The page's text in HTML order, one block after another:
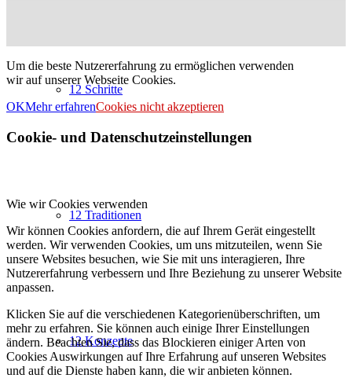
12 Schritte
12 Traditionen
12 Konzepte
Um die beste Nutzererfahrung zu ermöglichen verwenden
wir auf unserer Webseite Cookies.
OKMehr erfahrenCookies nicht akzeptieren
Cookie- und Datenschutzeinstellungen
Wie wir Cookies verwenden
Wir können Cookies anfordern, die auf Ihrem Gerät eingestellt
werden. Wir verwenden Cookies, um uns mitzuteilen, wenn Sie
unsere Websites besuchen, wie Sie mit uns interagieren, Ihre
Nutzererfahrung verbessern und Ihre Beziehung zu unserer Website
anpassen.
Klicken Sie auf die verschiedenen Kategorienüberschriften, um
mehr zu erfahren. Sie können auch einige Ihrer Einstellungen
ändern. Beachten Sie, dass das Blockieren einiger Arten von
Cookies Auswirkungen auf Ihre Erfahrung auf unseren Websites
und auf die Dienste haben kann, die wir anbieten können.